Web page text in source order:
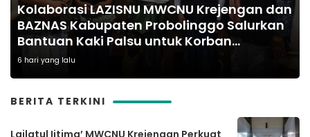
Kolaborasi LAZISNU MWCNU Krejengan dan
BAZNAS Kabupaten Probolinggo Salurkan
Bantuan Kaki Palsu untuk Korban
Kecelakaan Kerja
6 hari yang lalu
BERITA TERKINI
Lailatul Ijtima’ MWCNU Krejengan Perkuat